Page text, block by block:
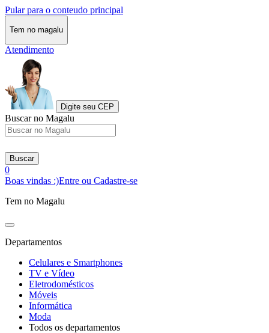
Pular para o conteudo principal
Tem no magalu
Atendimento
Digite seu CEP
Buscar no Magalu
Buscar
0
Boas vindas :)Entre ou Cadastre-se
Tem no Magalu
Departamentos
Celulares e Smartphones
TV e Vídeo
Eletrodomésticos
Móveis
Informática
Moda
Todos os departamentos